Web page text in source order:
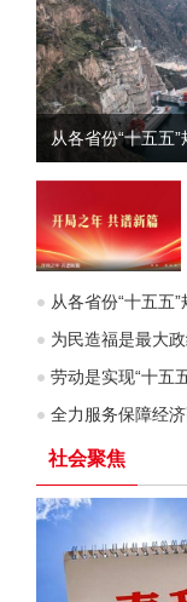
从各省份“十五五
从各省份“十五五
为民造福是最大
社会聚焦